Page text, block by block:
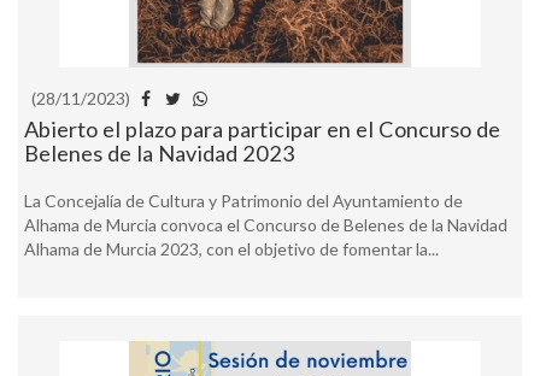
(28/11/2023)
Abierto el plazo para participar en el Concurso de
Belenes de la Navidad 2023
La Concejalía de Cultura y Patrimonio del Ayuntamiento de
Alhama de Murcia convoca el Concurso de Belenes de la Navidad
Alhama de Murcia 2023, con el objetivo de fomentar la...